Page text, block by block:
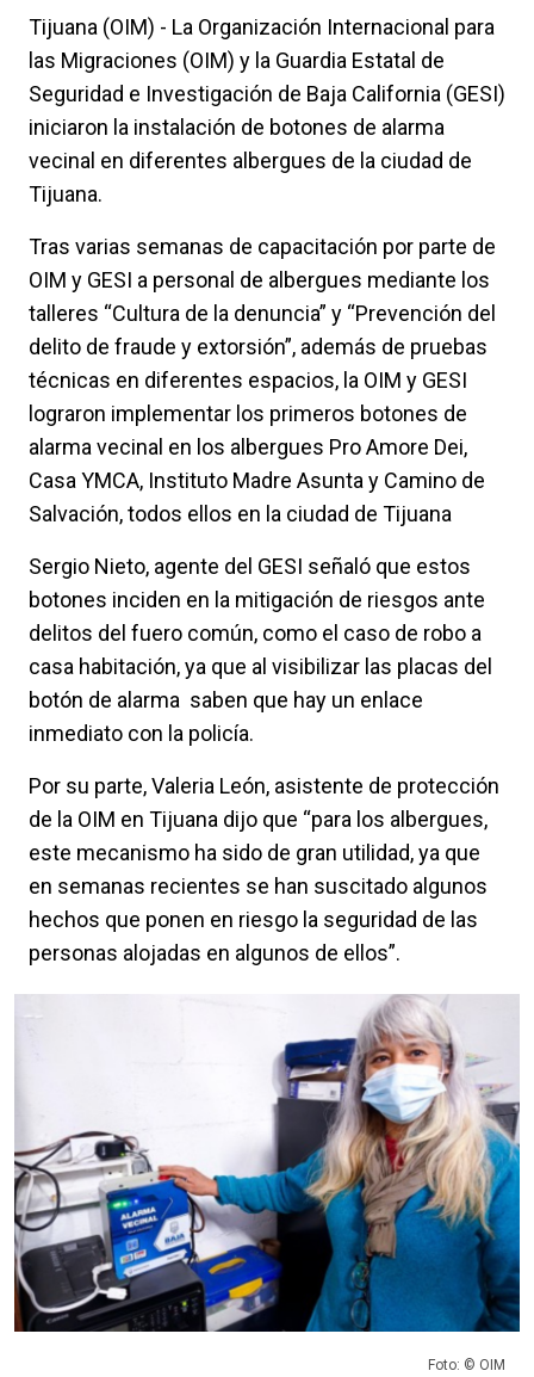
Tijuana (OIM) - La Organización Internacional para
las Migraciones (OIM) y la Guardia Estatal de
Seguridad e Investigación de Baja California (GESI)
iniciaron la instalación de botones de alarma
vecinal en diferentes albergues de la ciudad de
Tijuana.
Tras varias semanas de capacitación por parte de
OIM y GESI a personal de albergues mediante los
talleres “Cultura de la denuncia” y “Prevención del
delito de fraude y extorsión”, además de pruebas
técnicas en diferentes espacios, la OIM y GESI
lograron implementar los primeros botones de
alarma vecinal en los albergues Pro Amore Dei,
Casa YMCA, Instituto Madre Asunta y Camino de
Salvación, todos ellos en la ciudad de Tijuana
Sergio Nieto, agente del GESI señaló que estos
botones inciden en la mitigación de riesgos ante
delitos del fuero común, como el caso de robo a
casa habitación, ya que al visibilizar las placas del
botón de alarma saben que hay un enlace
inmediato con la policía.
Por su parte, Valeria León, asistente de protección
de la OIM en Tijuana dijo que “para los albergues,
este mecanismo ha sido de gran utilidad, ya que
en semanas recientes se han suscitado algunos
hechos que ponen en riesgo la seguridad de las
personas alojadas en algunos de ellos”.
Foto: © OIM